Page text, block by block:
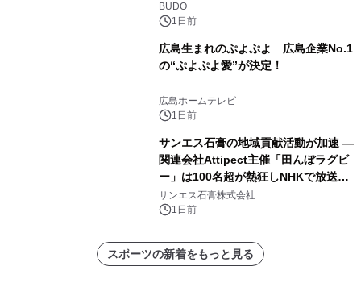
BUDO
1日前
広島生まれのぷよぷよ 広島企業No.1
の“ぷよぷよ愛”が決定！
広島ホームテレビ
1日前
サンエス石膏の地域貢献活動が加速 ―
関連会社Attipect主催「田んぼラグビ
ー」は100名超が熱狂しNHKで放送さ
れました。
サンエス石膏株式会社
1日前
スポーツの新着をもっと見る